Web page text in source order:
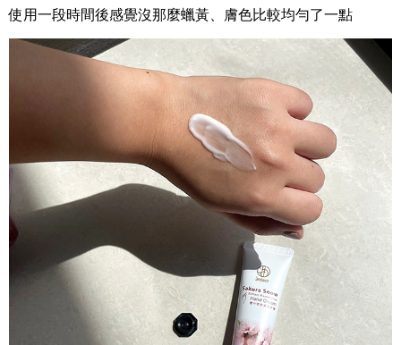
使用一段時間後感覺沒那麼蠟黃、膚色比較均勻了一點